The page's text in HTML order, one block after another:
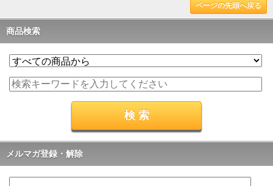
ページの先頭へ戻る
商品検索
メルマガ登録・解除